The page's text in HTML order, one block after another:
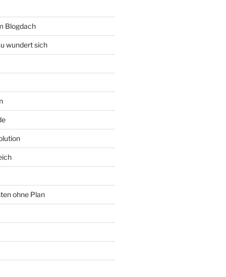
Blogdach
wundert sich
ohne Plan